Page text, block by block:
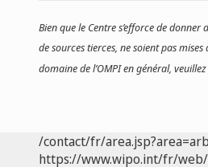
Bien que le Centre s’efforce de
de sources tierces, ne soient pas
domaine de l’OMPI en général,
/contact/fr/
https://www.wipo.int/fr/